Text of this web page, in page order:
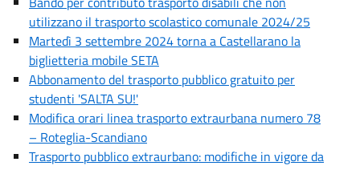
utilizzano il trasporto scolastico comunale 2024/25
Martedì 3 settembre 2024 torna a Castellarano la
biglietteria mobile SETA
Abbonamento del trasporto pubblico gratuito per
studenti 'SALTA SU!'
Modifica orari linea trasporto extraurbana numero 78
– Roteglia-Scandiano
Trasporto pubblico extraurbano: modifiche in vigore da